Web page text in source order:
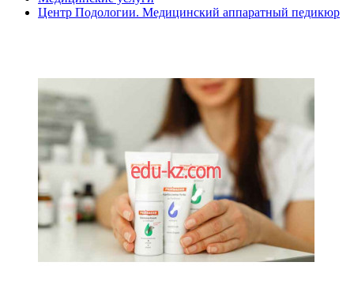
Центр Подологии. Медицинский аппаратный педикюр